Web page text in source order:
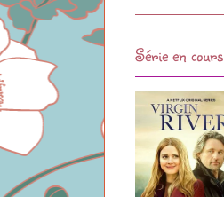
Série en cours